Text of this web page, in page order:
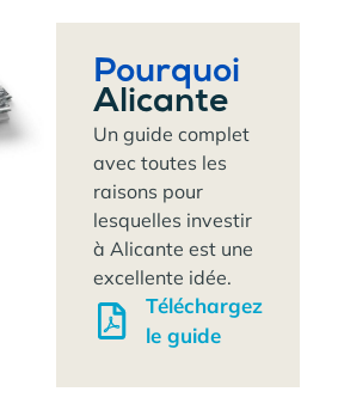
Pourquoi
Alicante
Un guide complet
avec toutes les
raisons pour
lesquelles investir
à Alicante est une
excellente idée.
Téléchargez
le guide